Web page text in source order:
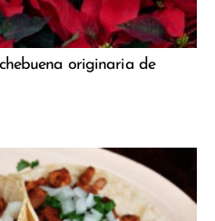
originaria de